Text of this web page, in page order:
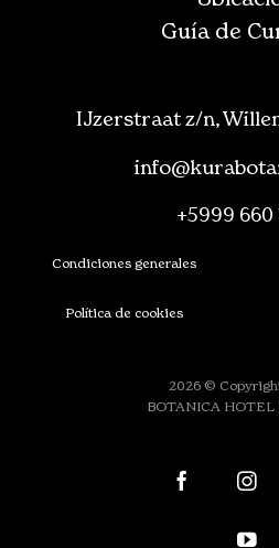
Guía de
IJzerstraat z/n,
+5999 660
Condiciones generales
Política de cookies
2026 ©
BOTANICA HOTEL